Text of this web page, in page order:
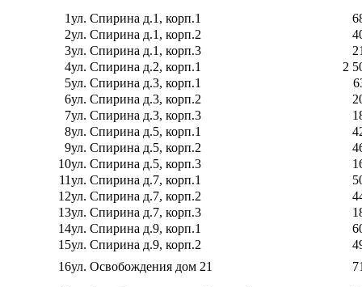
1ул. Спирина д.1, корп.1
2ул. Спирина д.1, корп.2
3ул. Спирина д.1, корп.3
4ул. Спирина д.2, корп.1
2
5ул. Спирина д.3, корп.1
6ул. Спирина д.3, корп.2
7ул. Спирина д.3, корп.3
8ул. Спирина д.5, корп.1
9ул. Спирина д.5, корп.2
10ул. Спирина д.5, корп.3
11ул. Спирина д.7, корп.1
12ул. Спирина д.7, корп.2
13ул. Спирина д.7, корп.3
14ул. Спирина д.9, корп.1
15ул. Спирина д.9, корп.2
16ул. Освобождения дом 21